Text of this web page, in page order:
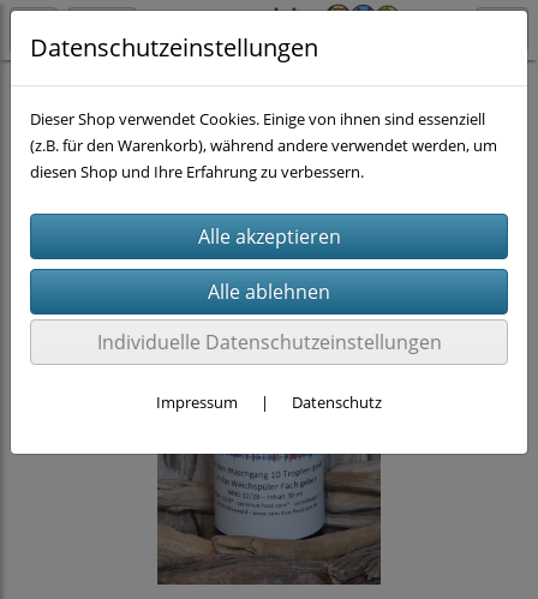
FÜR DICH
Datenschutzeinstellungen
Dieser Shop verwendet Cookies. Einige von ihnen sind essenziell
(z.B. für den Warenkorb), während andere verwendet werden, um
diesen Shop und Ihre Erfahrung zu verbessern.
Individuelle Datenschutzeinstellungen
Impressum | Datenschutz